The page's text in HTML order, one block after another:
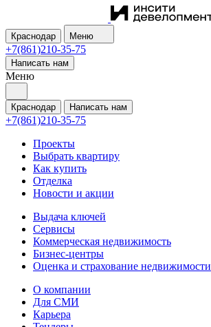
Краснодар Меню
+7(861)210-35-75
Написать нам
Меню
Краснодар Написать нам
+7(861)210-35-75
Проекты
Выбрать квартиру
Как купить
Отделка
Новости и акции
Выдача ключей
Сервисы
Коммерческая недвижимость
Бизнес-центры
Оценка и страхование недвижимости
О компании
Для СМИ
Карьера